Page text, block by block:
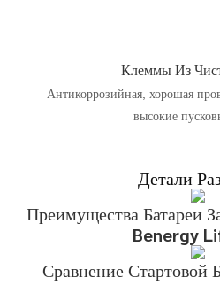
Клеммы Из
Антикоррозийная, хорошая
высокие
Детали
Преимущества Батареи
Benergy
Сравнение Стартовой